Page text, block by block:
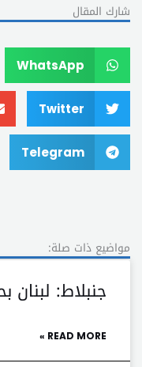
شارك المقال
WhatsApp
Twitter
Telegram
مواضيع ذات صلة:
جنبلاط: لبنان
READ MORE »